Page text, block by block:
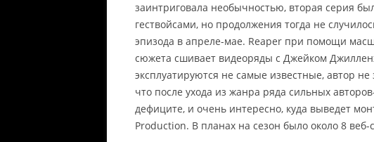
заинтриговала необычностью, вторая серия
гествойсами, но продолжения тогда не
эпизода в апреле-мае. Reaper при помощи
сюжета сшивает видеоряды с Джейком
эксплуатируются не самые известные, автор
что после ухода из жанра ряда сильных
дефиците, и очень интересно, куда выведет
Production. В планах на сезон было около 8 веб-